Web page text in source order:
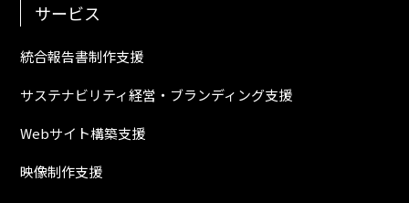
サービス
統合報告書制作支援
サステナビリティ経営・ブランディング支援
Webサイト構築支援
映像制作支援